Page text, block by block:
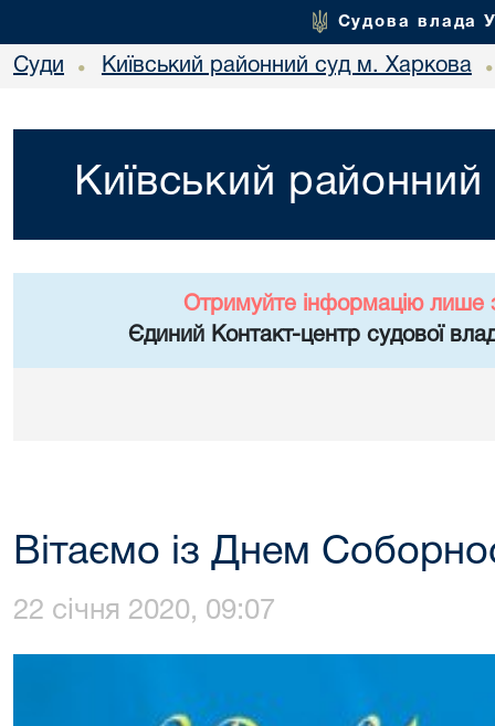
Судова влада
Суди • Київський районний суд м. Харкова •
Київський
Отримуйте інформацію лише
Єдиний Контакт-центр судової
Вітаємо із Днем
22 січня 2020, 09:07